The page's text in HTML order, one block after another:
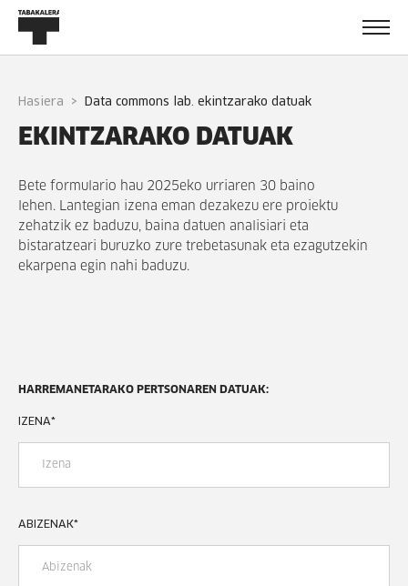
Hasiera data commons lab. ekintzarako datuak
EKINTZARAKO DATUAK
Bete formulario hau 2025eko urriaren 30 baino
lehen. Lantegian izena eman dezakezu ere proiektu
zehatzik ez baduzu, baina datuen analisiari eta
bistaratzeari buruzko zure trebetasunak eta ezagutzekin
ekarpena egin nahi baduzu.
HARREMANETARAKO PERTSONAREN DATUAK:
IZENA*
ABIZENAK*